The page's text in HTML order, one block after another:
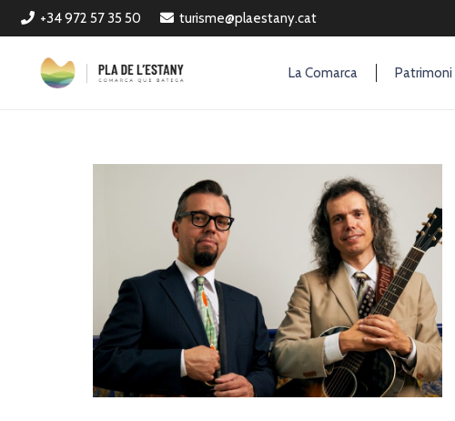
+34 972 57 35 50 turisme@plaestany.cat
La Comarca Patrimoni